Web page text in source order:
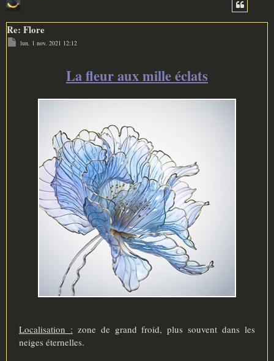
Re: Flore
M
e
lun. 1 nov. 2021 12:12
La fleur aux mille éclats
Localisation : zone de grand froid, plus souvent dans les
neiges éternelles.